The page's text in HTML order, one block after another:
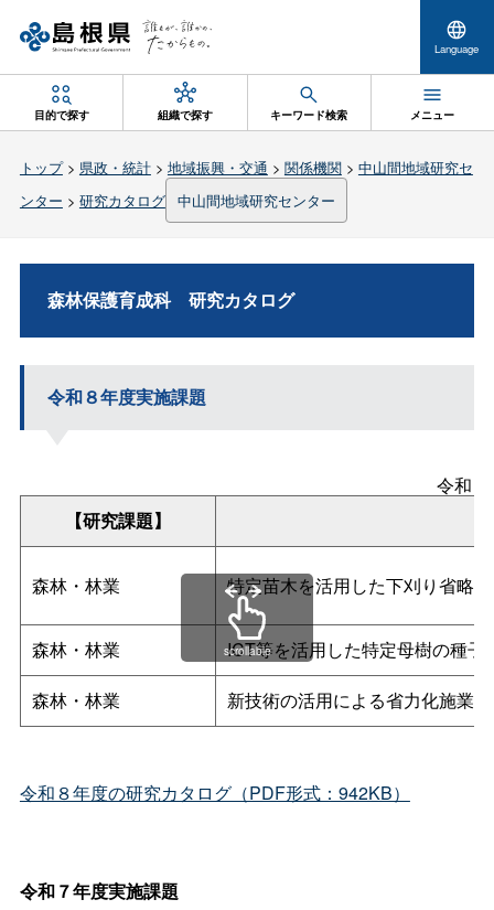
Language
目的で探す 組織で探す キーワード検索 メニュー
トップ> 県政・統計> 地域振興・交通 > 関係機関> 中山間地域研究セ
ンター > 研究カタログ 中山間地域研究センター
森林保護育成科 研究カタログ
令和８年度実施課題
令和
【研究課題】
森林・林業 特定苗木を活用した下刈り省略
森林・林業
ICT等を活用した特定母樹の種子
森林・林業
新技術の活用による省力化施業
scrollable
令和８年度の研究カタログ（PDF形式：942KB）
令和７年度実施課題